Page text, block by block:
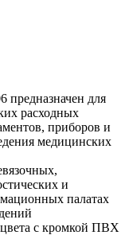
для
расходных
приборов и
медицинских
и
палатах
с кромкой ПВХ